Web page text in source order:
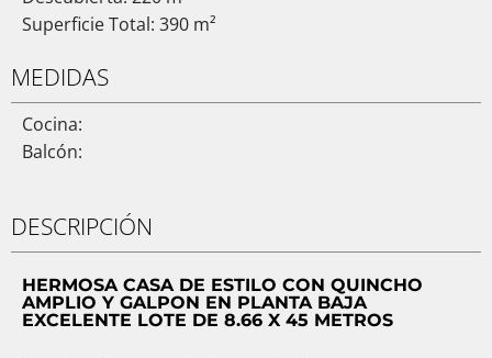
Superficie Total: 390 m²
MEDIDAS
Cocina:
Balcón:
DESCRIPCIÓN
HERMOSA CASA DE ESTILO CON QUINCHO
AMPLIO Y GALPON EN PLANTA BAJA
EXCELENTE LOTE DE 8.66 X 45 METROS